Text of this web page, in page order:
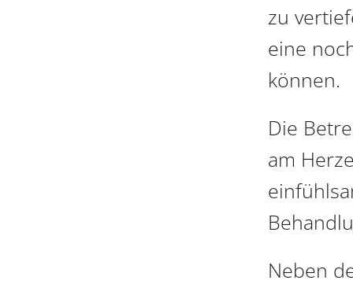
zu
eine
können.
Die
am
Neben